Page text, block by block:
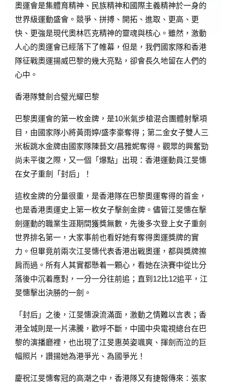
奧運會是集體育精神、民族精神和國際主義精神於一身的
世界級運動盛會。競爭、拼搏、開拓、進取、更高、更
快、更強是現代奧林匹克精神的靈魂與核心。雖然，激動
人心的奧運會已經落下了帷幕，但是，我們國家隊和香港
隊征戰奧運揚威巴黎的幾大亮點，卻會長久地留在人們的
心中。
香港隊雙劍合璧光耀巴黎
巴黎奧運會的第一枚金牌，是10米氣步槍混合團體射擊項
目，由國家隊小將黃雨婷/盛李豪奪得；第二金女子雙人三
米板跳水金牌由國家隊陳藝文/昌雅妮奪得。觀眾的興奮勁
尚未平復之際，又一個「爆點」出現：香港運動員江旻憓
在女子重劍「封后」！
這枚金牌的分量很重，是香港隊在巴黎奧運奪得的首金，
也是香港奧運史上第一枚女子擊劍金牌。儘管江旻憓在擊
劍運動的職業生涯期間獲獎無數，先後多次登上女子重劍
世界排名第一，大家事前也看好她有奪得奧運獎牌的實
力。但畢竟前兩次江旻憓代表香港出戰奧運，都與獎牌擦
肩而過。所有人其實都懸着一顆心，看她在決賽中從比分
落後中沉着應對，一分一分往前追；直到12比12追平，江
旻憓擊出決勝的一劍。
「封后」之後，江旻憓淚流滿面，激動之情難以言表；香
港全城則是一片沸騰，歡呼不斷，中國中央電視總台在巴
黎的演播廳裡，也出現了江旻惠英姿颯爽、揮劍而泣的巨
幅照片，讚揚她為港爭光、為國爭光！
慶祝江旻憓奪冠的高潮之中，香港隊又有捷報傳來：張家